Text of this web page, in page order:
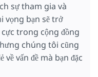
sự tham gia và
vọng bạn sẽ trở
trong cộng đồng
chúng tôi cũng
vấn đề mà bạn đặc